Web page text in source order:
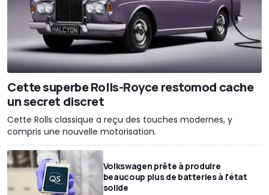
Cette superbe Rolls-Royce restomod cache
un secret discret
Cette Rolls classique a reçu des touches modernes, y
compris une nouvelle motorisation.
Volkswagen prête à produire
beaucoup plus de batteries à l'état
solide